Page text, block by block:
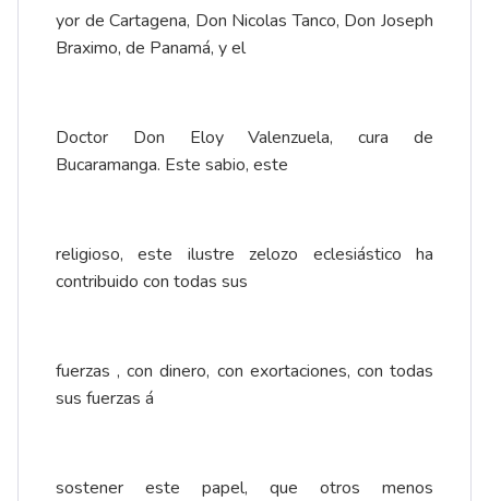
yor de Cartagena, Don Nicolas Tanco, Don Joseph
Braximo, de Panamá, y el
Doctor Don Eloy Valenzuela, cura de
Bucaramanga. Este sabio, este
religioso, este ilustre zelozo eclesiástico ha
contribuido con todas sus
fuerzas , con dinero, con exortaciones, con todas
sus fuerzas á
sostener este papel, que otros menos